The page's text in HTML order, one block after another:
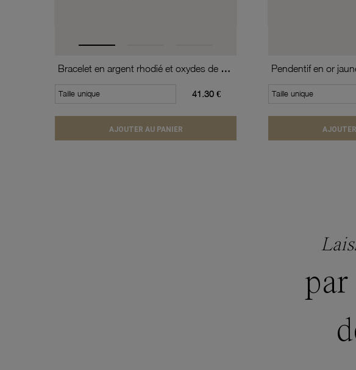
Bracelet en argent rhodié et oxydes de zirconium
Taille unique 41.30 €
AJOUTER AU PANIER
Pendentif en or
Taille unique
par